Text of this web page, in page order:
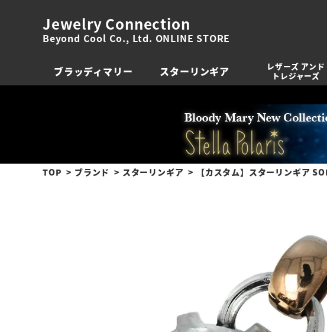
Jewelry Connection
Beyond Cool Co., Ltd. ONLINE STORE
ブラッディマリー スターリンギア
レザーズ アンド
トレジャーズ
TOP ブランド スターリンギア 【カスタム】スターリンギア